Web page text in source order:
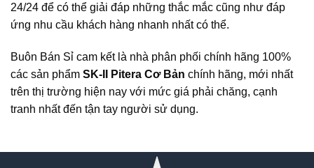
24/24 để có thể giải đáp những thắc mắc cũng như đáp
ứng nhu cầu khách hàng nhanh nhất có thể.
Buôn Bán Sỉ cam kết là nhà phân phối chính hãng 100%
các sản phẩm SK-II Pitera Cơ Bản chính hãng, mới nhất
trên thị trường hiện nay với mức giá phải chăng, cạnh
tranh nhất đến tận tay người sử dụng.